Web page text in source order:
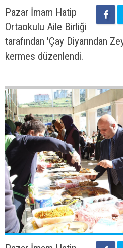
Pazar İmam Hatip
Ortaokulu Aile Birliği
tarafından 'Çay Diyarından
kermes düzenlendi.